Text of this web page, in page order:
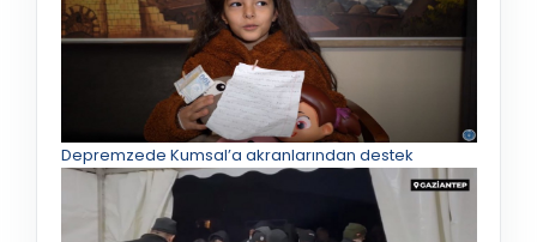
Depremzede Kumsal’a akranlarından destek